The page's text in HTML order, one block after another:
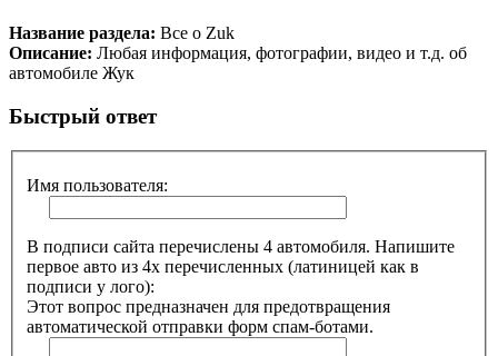
Название раздела: Все о Zuk
Описание: Любая информация, фотографии, видео и т.д. об
автомобиле Жук
Быстрый ответ
Имя пользователя:
В подписи сайта перечислены 4 автомобиля. Напишите
первое авто из 4х перечисленных (латиницей как в
подписи у лого):
Этот вопрос предназначен для предотвращения
автоматической отправки форм спам-ботами.